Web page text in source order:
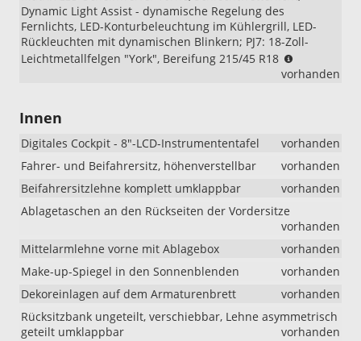
Dynamic Light Assist - dynamische Regelung des
Fernlichts, LED-Konturbeleuchtung im Kühlergrill, LED-
Rückleuchten mit dynamischen Blinkern; PJ7: 18-Zoll-
Leichtmetallfelgen "York", Bereifung 215/45 R18
Hinweis
Limited“:
Beim
T-
„R-
Limited“
wurden
die
18-
Zoll-
vorhanden
Innen
Digitales Cockpit - 8"-LCD-Instrumententafel
vorhanden
Fahrer- und Beifahrersitz, höhenverstellbar
vorhanden
Beifahrersitzlehne komplett umklappbar
vorhanden
Ablagetaschen an den Rückseiten der Vordersitze
vorhanden
Mittelarmlehne vorne mit Ablagebox
vorhanden
Make-up-Spiegel in den Sonnenblenden
vorhanden
Dekoreinlagen auf dem Armaturenbrett
vorhanden
Rücksitzbank ungeteilt, verschiebbar, Lehne asymmetrisch
geteilt umklappbar
vorhanden